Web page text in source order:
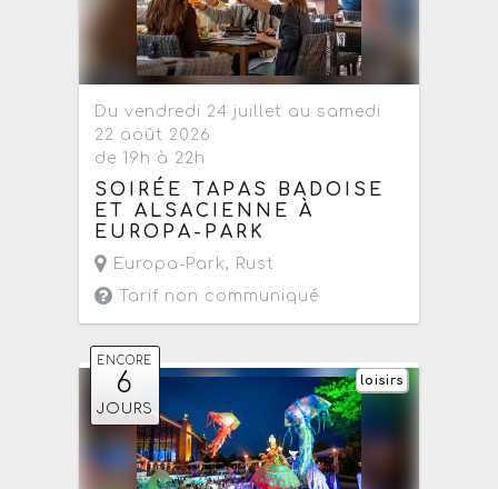
Du vendredi 24 juillet au samedi
22 août 2026
de 19h à 22h
SOIRÉE TAPAS BADOISE
ET ALSACIENNE À
EUROPA-PARK
Europa-Park, Rust
Tarif non communiqué
ENCORE
6
JOURS
loisirs